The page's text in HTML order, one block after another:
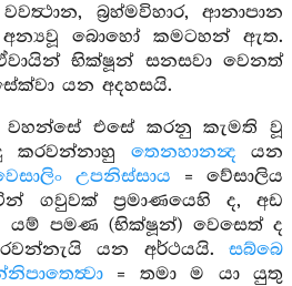
බ්‍රහ්මවිහාර, ආනාපාන
අන්‍යවූ බොහෝ කමටහන් ඇත.
භික්ෂූන් සනසවා වෙනත්
යන අදහසයි.
වහන්සේ එසේ කරනු කැමති වූ
කරවන්නාහු තෙනහානන්‍ද යන
උපනිස්සාය = වේසාලිය
ගවුවක් ප්‍රමාණයෙහි ද, අඩ
යම් පමණ (භික්ෂූන්) වෙසෙත් ද
යන අර්ථයයි. සබ්බෙ
= තමා ම යා යුතු